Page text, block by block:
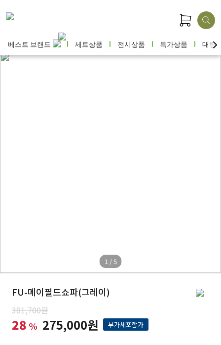
베스트 브랜드 세트상품 전시상품 특가상품 대량
1 / 5
FU-메이필드쇼파(그레이)
381,700원
28 % 275,000원 부가세포함가